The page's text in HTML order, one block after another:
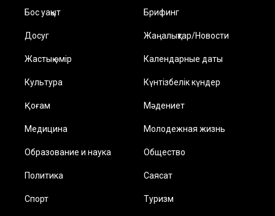
Бос уақыт Брифинг
Досуг Жаңалықтар/Новости
Жастық өмір Календарные даты
Культура Күнтізбелік күндер
Қоғам Мәдениет
Медицина Молодежная жизнь
Образование и наука Общество
Политика Саясат
Спорт Туризм